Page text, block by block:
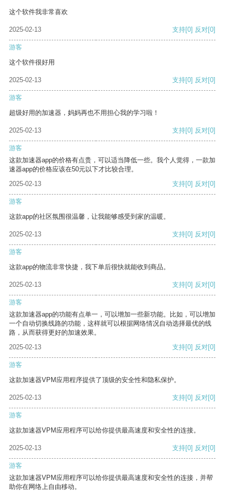
这个软件我非常喜欢
2025-02-13 支持[0] 反对[0]
游客
这个软件很好用
2025-02-13 支持[0] 反对[0]
游客
超级好用的加速器，妈妈再也不用担心我的学习啦！
2025-02-13 支持[0] 反对[0]
游客
这款加速器app的价格有点贵，可以适当降低一些。我个人觉得，一款加
速器app的价格应该在50元以下才比较合理。
2025-02-13
支持[0] 反对[0]
游客
这款app的社区氛围很温馨，让我能够感受到家的温暖。
2025-02-13 支持[0] 反对[0]
游客
这款app的物流非常快捷，我下单后很快就能收到商品。
2025-02-13 支持[0] 反对[0]
游客
这款加速器app的功能有点单一，可以增加一些新功能。比如，可以增加
一个自动切换线路的功能，这样就可以根据网络情况自动选择最优的线
路，从而获得更好的加速效果。
2025-02-13
支持[0] 反对[0]
游客
这款加速器VPM应用程序提供了顶级的安全性和隐私保护。
2025-02-13 支持[0] 反对[0]
游客
这款加速器VPM应用程序可以给你提供最高速度和安全性的连接。
2025-02-13 支持[0] 反对[0]
游客
这款加速器VPM应用程序可以给你提供最高速度和安全性的连接，并帮
助你在网络上自由移动。